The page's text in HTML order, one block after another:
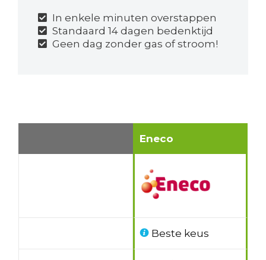
In enkele minuten overstappen
Standaard 14 dagen bedenktijd
Geen dag zonder gas of stroom!
Eneco
Beste keus